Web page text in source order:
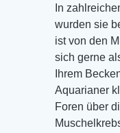
In
wurden sie
ist von den
sich gerne
Ihrem
Aquarianer
Foren über